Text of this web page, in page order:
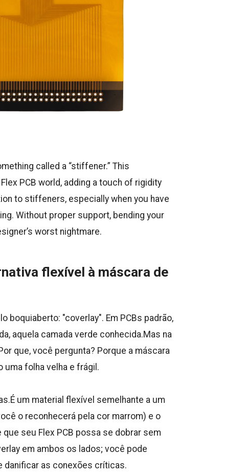
called a “stiffener.” This
PCB world, adding a touch of rigidity
to stiffeners, especially when you have
Without proper support, bending your
worst nightmare.
flexível à máscara de
boquiaberto: "coverlay". Em PCBs padrão,
aquela camada verde conhecida.Mas na
que, você pergunta? Porque a máscara
uma folha velha e frágil.
um material flexível semelhante a um
o reconhecerá pela cor marrom) e o
seu Flex PCB possa se dobrar sem
em ambos os lados; você pode
danificar as conexões críticas.